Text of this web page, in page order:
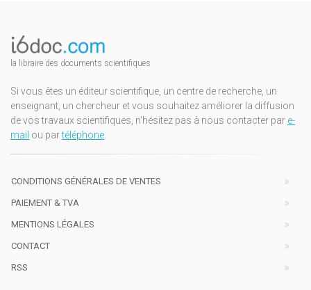
la libraire des documents scientifiques
Si vous êtes un éditeur scientifique, un centre de recherche, un
enseignant, un chercheur et vous souhaitez améliorer la diffusion
de vos travaux scientifiques, n'hésitez pas à nous contacter par e-
mail ou partéléphone
CONDITIONS GÉNÉRALES DE VENTES
PAIEMENT & TVA
MENTIONS LÉGALES
CONTACT
RSS